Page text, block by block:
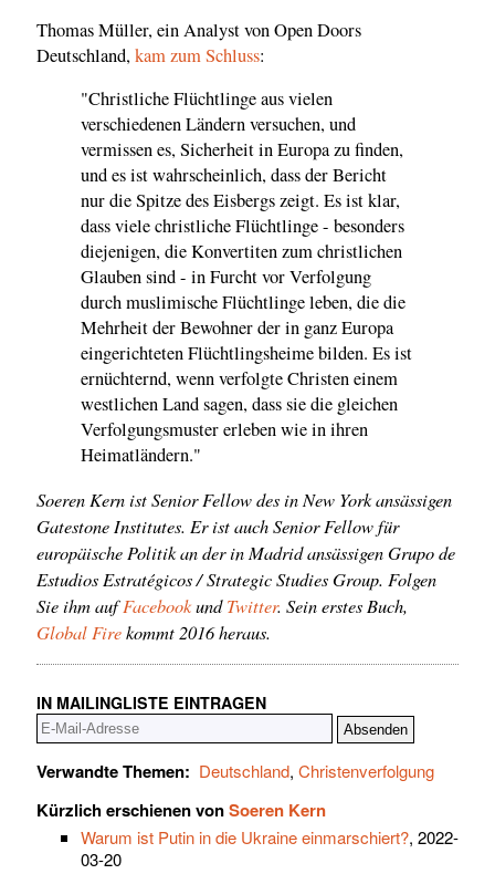
Thomas Müller, ein Analyst von Open Doors
Deutschland,kam zum Schluss:
"Christliche Flüchtlinge aus vielen
verschiedenen Ländern versuchen, und
vermissen es, Sicherheit in Europa zu finden,
und es ist wahrscheinlich, dass der Bericht
nur die Spitze des Eisbergs zeigt. Es ist klar,
dass viele christliche Flüchtlinge - besonders
diejenigen, die Konvertiten zum christlichen
Glauben sind - in Furcht vor Verfolgung
durch muslimische Flüchtlinge leben, die die
Mehrheit der Bewohner der in ganz Europa
eingerichteten Flüchtlingsheime bilden. Es ist
ernüchternd, wenn verfolgte Christen einem
westlichen Land sagen, dass sie die gleichen
Verfolgungsmuster erleben wie in ihren
Heimatländern."
Soeren Kern ist Senior Fellow des in New York ansässigen
Gatestone Institutes. Er ist auch Senior Fellow für
europäische Politik an der in Madrid ansässigen Grupo de
Estudios Estratégicos / Strategic Studies Group. Folgen
Sie ihm auf Facebookund Twitter. Sein erstes Buch,
Global Firekommt 2016 heraus.
IN MAILINGLISTE EINTRAGEN
Verwandte Themen: Deutschland, Christenverfolgung
Kürzlich erschienen vonSoeren Kern
Warum ist Putin in die Ukraine einmarschiert?, 2022-
03-20